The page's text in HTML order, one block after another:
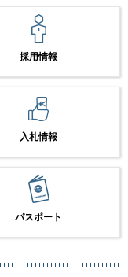
採用情報
入札情報
パスポート